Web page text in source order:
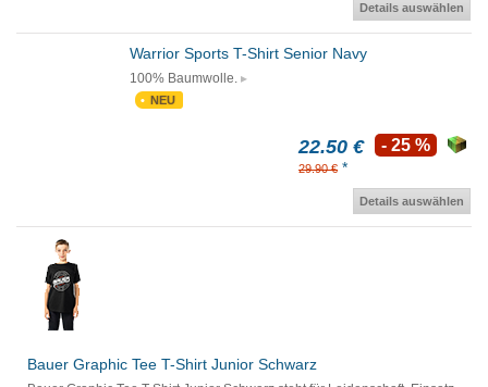
Details auswählen
Warrior Sports T-Shirt Senior Navy
100% Baumwolle.
NEU
22.50 €
29.90 € *
- 25 %
Details auswählen
Bauer Graphic Tee T-Shirt Junior Schwarz